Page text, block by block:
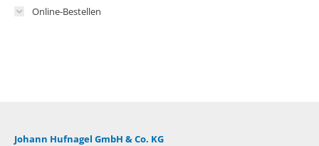
Online-Bestellen
Johann Hufnagel GmbH & Co. KG